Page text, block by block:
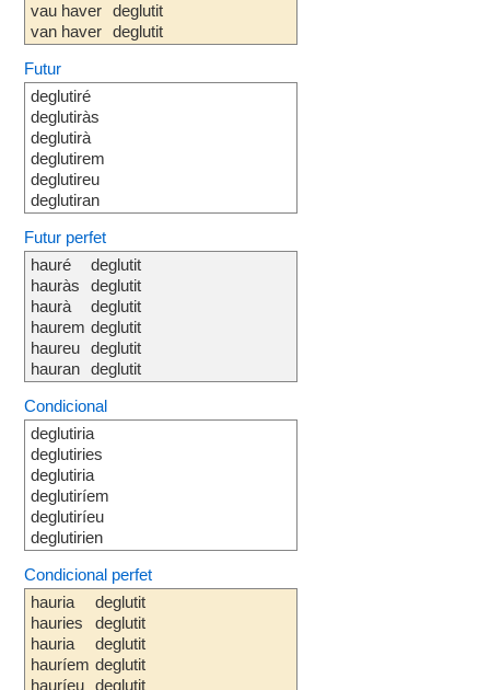
vau haver
van haver
deglutit
deglutit
Futur
deglutiré
deglutiràs
deglutirà
deglutirem
deglutireu
deglutiran
Futur perfet
hauré
hauràs
haurà
haurem
haureu
hauran
deglutit
deglutit
deglutit
deglutit
deglutit
deglutit
Condicional
deglutiria
deglutiries
deglutiria
deglutiríem
deglutiríeu
deglutirien
Condicional perfet
hauria
hauries
hauria
hauríem
hauríeu
deglutit
deglutit
deglutit
deglutit
deglutit